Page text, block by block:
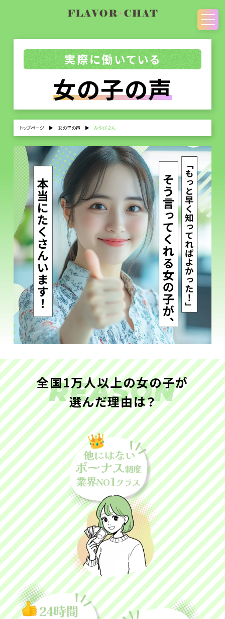
実際に働いている
女の子の声
トップページ▶ 女の子の声▶ みやびさん
全国1万人以上の女の子が
選んだ理由は？
REASON